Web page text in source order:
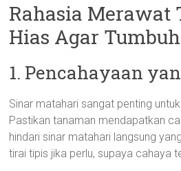
Rahasia Merawat
Hias Agar
1. Pencahayaan
Sinar matahari sangat penting
Pastikan tanaman mendapatkan
hindari sinar matahari langsung
tirai tipis jika perlu, supaya cahaya